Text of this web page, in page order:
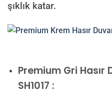
şıklık katar.
Premium Gri Hasır
SH1017 :